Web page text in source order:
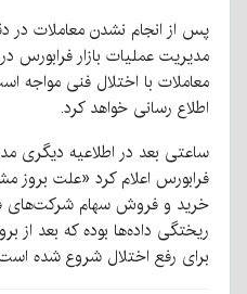
پس از انجام نشدن معاملات در
مدیریت عملیات بازار فرابورس
معاملات با اختلال فنی
اطلاع رسانی خواهد کرد.
ساعتی بعد در اطلاعیه دیگری
فرابورس اعلام کرد «علت
خرید و فروش سهام شرکت‌های
ریختگی داده‌ها بوده که بعد از
برای رفع اختلال شروع شده